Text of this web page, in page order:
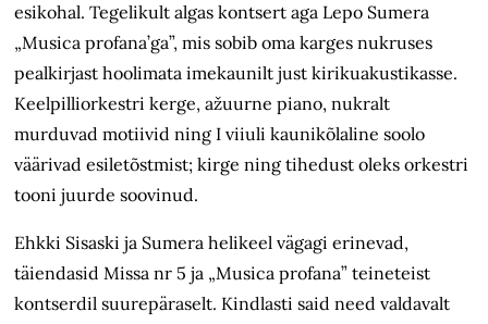
esikohal. Tegelikult algas kontsert aga Lepo Sumera
„Musica profana’ga”, mis sobib oma karges nukruses
pealkirjast hoolimata imekaunilt just kirikuakustikasse.
Keelpilliorkestri kerge, ažuurne piano, nukralt
murduvad motiivid ning I viiuli kaunikõlaline soolo
väärivad esiletõstmist; kirge ning tihedust oleks orkestri
tooni juurde soovinud.
Ehkki Sisaski ja Sumera helikeel vägagi erinevad,
täiendasid Missa nr 5 ja „Musica profana” teineteist
kontserdil suurepäraselt. Kindlasti said need valdavalt